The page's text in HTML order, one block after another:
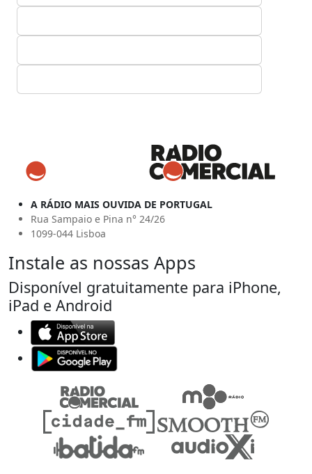
A RÁDIO MAIS OUVIDA DE PORTUGAL
Rua Sampaio e Pina n° 24/26
1099-044 Lisboa
Instale as nossas Apps
Disponível gratuitamente para iPhone,
iPad e Android